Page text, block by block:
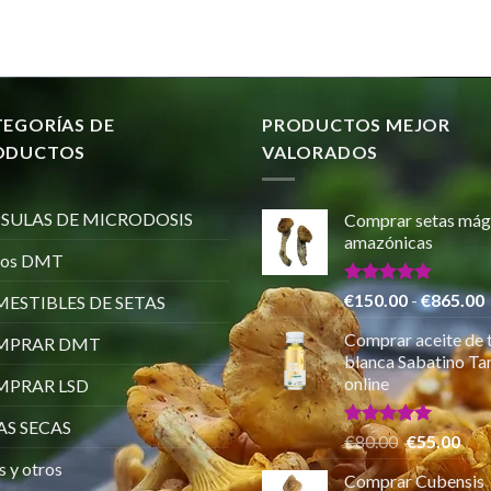
DE
DE MICRODOSIS
DMT
DE SETAS
DMT
LSD
SECAS
y otros
PRODUCTOS MEJOR
VALORADOS
Comprar setas
amazónicas
Valorado
con5.00
de 5
€150.00 -€865.00
Comprar aceite de
blanca Sabatino
online
Valorado
con5.00
de 5
€80.00 El
precio
original
€55.00El
Comprar Cubensis